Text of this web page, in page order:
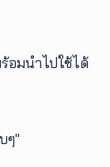
อมนำไปใช้ได้
ๆ"